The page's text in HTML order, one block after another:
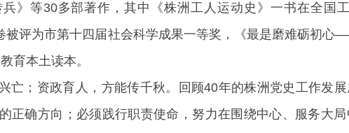
》等30多部著作，其中《株洲工人运动史》一书在全国
被评为市第十四届社会科学成果一等奖，《最是磨难砺初
育本土读本。
亡；资政育人，方能传千秋。回顾40年的株洲党史工作发
正确方向；必须践行职责使命，努力在围绕中心、服务大